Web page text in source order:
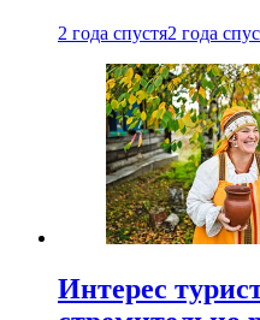
2 года спустя2 года
Интерес